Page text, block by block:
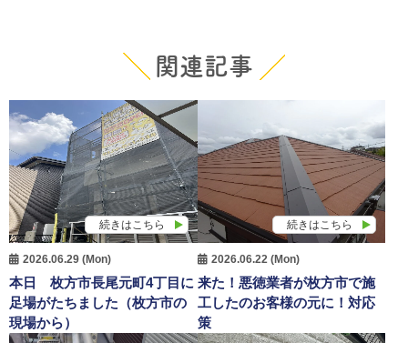
関連記事
続きはこちら
2026.06.29 (Mon)
本日 枚方市長尾元町4丁目に
足場がたちました（枚方市の
現場から）
続きはこちら
2026.06.22 (Mon)
来た！悪徳業者が枚方市で施
工したのお客様の元に！対応
策